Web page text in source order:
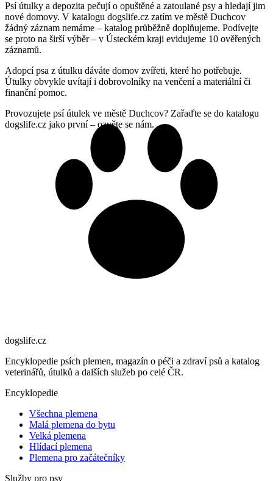
Psí útulky a depozita pečují o opuštěné a zatoulané psy a hledají jim
nové domovy. V katalogu dogslife.cz zatím ve městě Duchcov
žádný záznam nemáme – katalog průběžně doplňujeme. Podívejte
se proto na širší výběr – v Ústeckém kraji evidujeme 10 ověřených
záznamů.
Adopcí psa z útulku dáváte domov zvířeti, které ho potřebuje.
Útulky obvykle uvítají i dobrovolníky na venčení a materiální či
finanční pomoc.
Provozujete psí útulek ve městě Duchcov? Zařaďte se do katalogu
dogslife.cz jako první – ozvěte se nám.
dogslife.cz
Encyklopedie psích plemen, magazín o péči a zdraví psů a katalog
veterinářů, útulků a dalších služeb po celé ČR.
Encyklopedie
Všechna plemena
Malá plemena do bytu
Velká plemena
Hlídací plemena
Plemena pro začátečníky
Služby pro psy